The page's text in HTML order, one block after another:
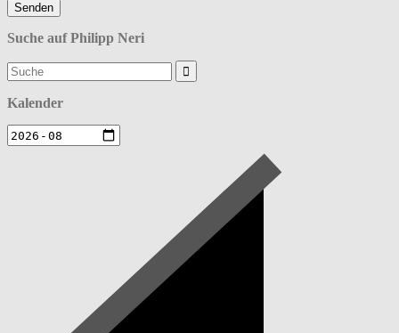
Suche auf Philipp Neri
Suchergebnis
für:
Kalender